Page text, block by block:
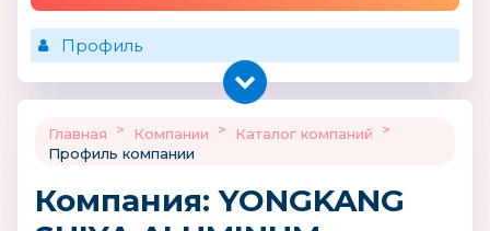
Профиль
Главная > Компании > Каталог компаний
>
Профиль компании
Компания: YONGKANG